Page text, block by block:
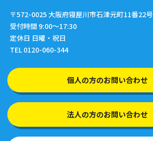
〒572-0025 大阪府寝屋川市石津元町11番22号
受付時間 9:00〜17:30
定休日 日曜・祝日
TEL 0120-060-344
個人の方のお問い合わせ
法人の方のお問い合わせ